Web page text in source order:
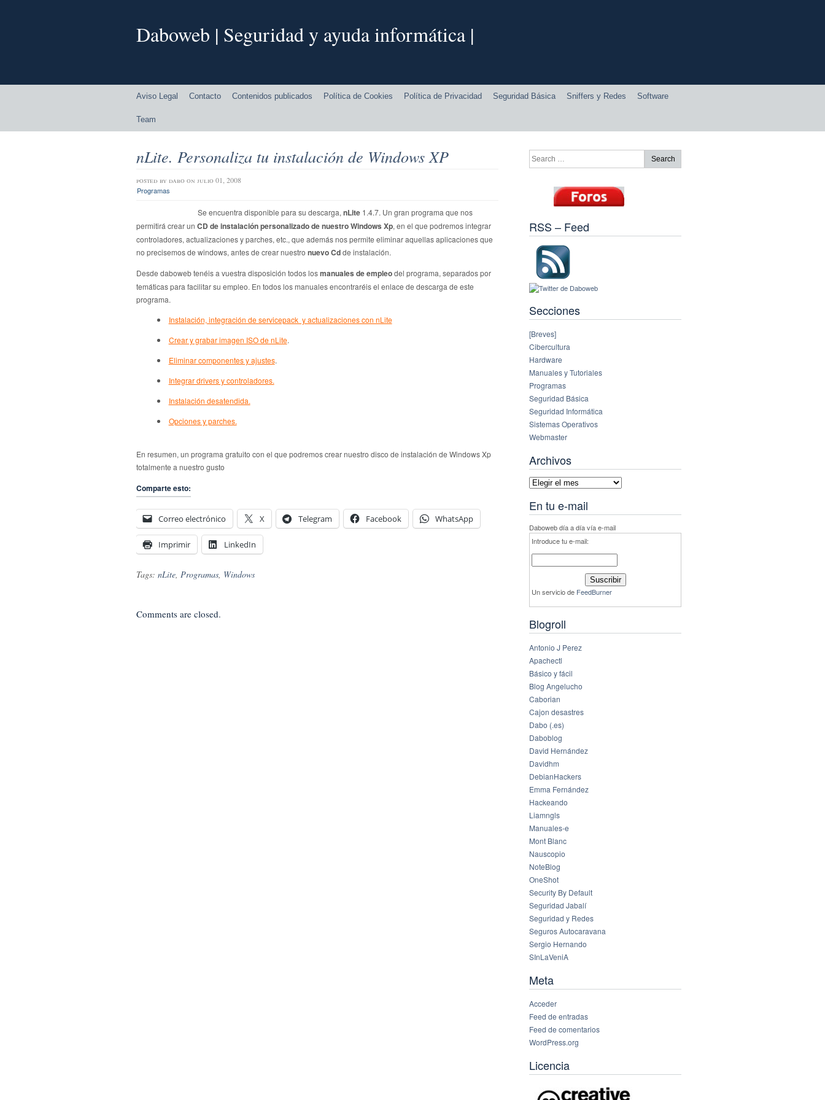
Daboweb | Seguridad y ayuda informática |
Aviso Legal Contacto Contenidos publicados Política de Cookies Política de Privacidad Seguridad Básica Sniffers y Redes Software
Team
nLite. Personaliza tu instalación de Windows XP
posted by dabo on julio 01, 2008
Programas
Se encuentra disponible para su descarga, nLite 1.4.7. Un gran programa que nos
permitirá crear un CD de instalación personalizado de nuestro Windows Xp, en el que podremos integrar
controladores, actualizaciones y parches, etc., que además nos permite eliminar aquellas aplicaciones que
no precisemos de windows, antes de crear nuestro nuevo Cdde instalación.
Desde daboweb tenéis a vuestra disposición todos losmanuales de empleodel programa, separados por
temáticas para facilitar su empleo. En todos los manuales encontraréis el enlace de descarga de este
programa.
Instalación, integración de servicepack y actualizaciones con nLite
Crear y grabar imagen ISO de nLite.
Eliminar componentes y ajustes.
Integrar drivers y controladores.
Instalación desatendida.
Opciones y parches.
En resumen, un programa gratuito con el que podremos crear nuestro disco de instalación de Windows Xp
totalmente a nuestro gusto
Comparte esto:
Correo electrónico X Telegram Facebook WhatsApp
Imprimir LinkedIn
Tags: nLite, Programas, Windows
Comments are closed.
RSS – Feed
Secciones
[Breves]
Cibercultura
Hardware
Manuales y Tutoriales
Programas
Seguridad Básica
Seguridad Informática
Sistemas Operativos
Webmaster
Archivos
Archivos
En tu e-mail
Daboweb día a día vía e-mail
Introduce tu e-mail:
Un servicio de FeedBurner
Blogroll
Antonio J Perez
Apachectl
Básico y fácil
Blog Angelucho
Caborian
Cajon desastres
Dabo (.es)
Daboblog
David Hernández
Davidhm
DebianHackers
Emma Fernández
Hackeando
Liamngls
Manuales-e
Mont Blanc
Nauscopio
NoteBlog
OneShot
Security By Default
Seguridad Jabalí
Seguridad y Redes
Seguros Autocaravana
Sergio Hernando
SInLaVeniA
Meta
Acceder
Feed de entradas
Feed de comentarios
WordPress.org
Licencia